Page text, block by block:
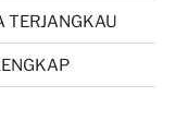
TERJANGKAU